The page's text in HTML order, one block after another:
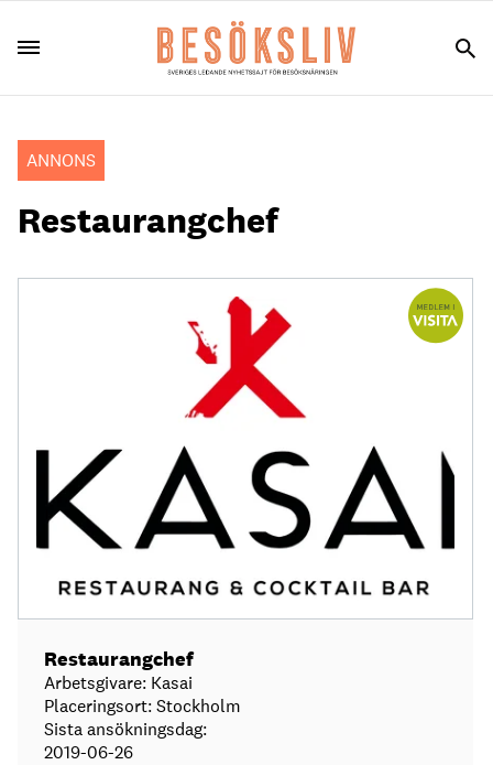
ANNONS
Restaurangchef
Restaurangchef
Arbetsgivare: Kasai
Placeringsort: Stockholm
Sista ansökningsdag:
2019-06-26